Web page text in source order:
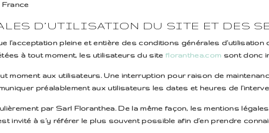
D’UTILISATION DU SITE ET DES
l’acceptation pleine et entière des conditions générales
à tout moment, les utilisateurs du site floranthea.com sont donc
moment aux utilisateurs. Une interruption pour raison de
préalablement aux utilisateurs les dates et heures de
par Sarl Floranthea. De la même façon, les mentions
invité à s’y référer le plus souvent possible afin d’en prendre